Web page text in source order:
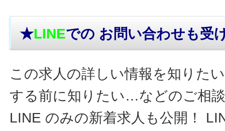
★LINEでの お問い合わせも受
この求人の詳しい情報を知りた
する前に知りたい…などのご相
LINE のみの新着求人も公開！